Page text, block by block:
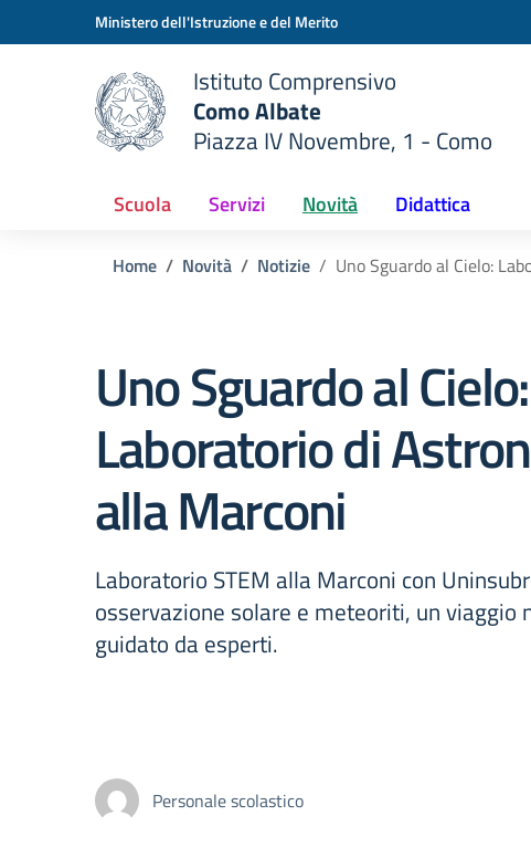
Vai ai contenuti
Vai al menu di navigazioneMinistero dell'Istruzione e del Merito
scuola
Istituto Comprensivo
Como Albate
Piazza IV Novembre, 1 - Como
Scuola Servizi Novità Didattica
Home Novità Notizie Uno Sguardo al Cielo:
Uno Sguardo al Cielo:
Laboratorio di
alla Marconi
Laboratorio STEM alla Marconi con
osservazione solare e meteoriti, un viaggio
guidato da esperti.
Personale scolastico